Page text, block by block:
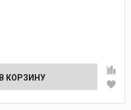
В КОРЗИНУ